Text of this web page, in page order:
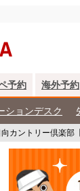
予約 海外予約
ションデスク
カントリー倶楽部